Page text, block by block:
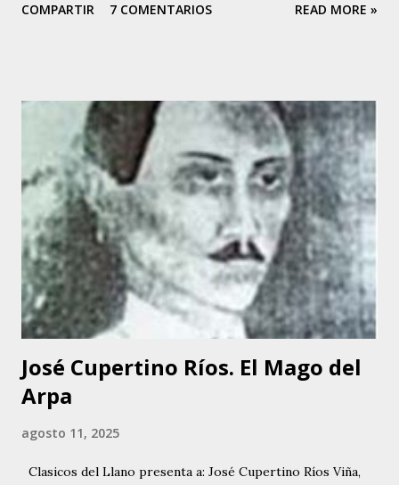
Venezuela. Su madre, Gloria Rodríguez, a finales de la
inclinación artística. Tania canta desde los 5 años de edad,
cuando debutó en el programa de Buck Rogers, que
auspiciaba el diario “EL NACIONAL”, en Radio Caracas –
Canal 2. Allí se dio a conocer y luego hizo presentaciones
en el Coney Island y en otros programas de corte infantil.
Tania comenzó a perfeccionar su voz. Empezó a tomar
clases de canto y piano, haciéndose acompañar en sus
siguientes presentaciones por los conjuntos de Inocente
Bello y Manuel Delgado. A...
COMPARTIR 7 COMENTARIOS READ MORE »
José Cupertino Ríos. El Mago del
Arpa
agosto 11, 2025
Clasicos del Llano presenta a: José Cupertino Ríos Viña,